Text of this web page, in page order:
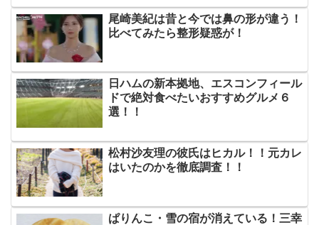
尾崎美紀は昔と今では鼻の形が違う！
比べてみたら整形疑惑が！
日ハムの新本拠地、エスコンフィール
ドで絶対食べたいおすすめグルメ６
選！！
松村沙友理の彼氏はヒカル！！元カレ
はいたのかを徹底調査！！
ぱりんこ・雪の宿が消えている！三幸